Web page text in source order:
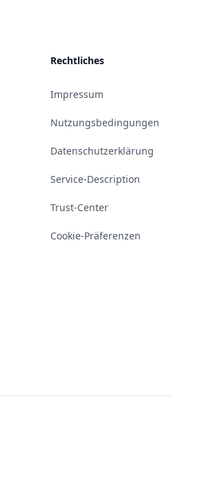
Rechtliches
Impressum
Nutzungsbedingungen
Datenschutzerklärung
Service-Description
Trust-Center
Cookie-Präferenzen